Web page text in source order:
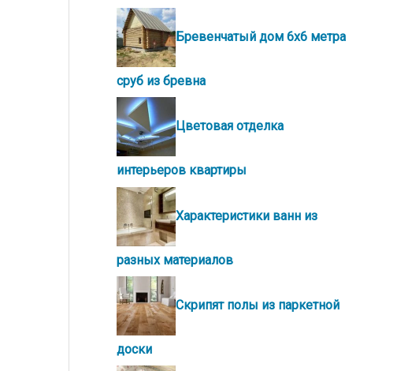
Бревенчатый дом 6х6 метра
сруб из бревна
Цветовая отделка
интерьеров квартиры
Характеристики ванн из
разных материалов
Скрипят полы из паркетной
доски